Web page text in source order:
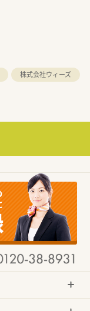
株式会社ウィーズ